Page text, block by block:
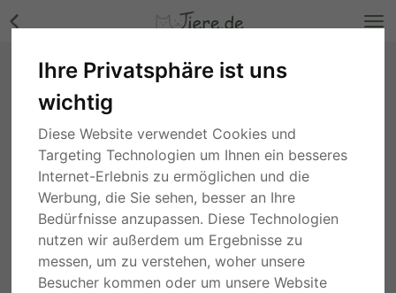
Ihre Privatsphäre ist uns
wichtig
Diese Website verwendet Cookies und
Targeting Technologien um Ihnen ein besseres
Internet-Erlebnis zu ermöglichen und die
Werbung, die Sie sehen, besser an Ihre
Bedürfnisse anzupassen. Diese Technologien
nutzen wir außerdem um Ergebnisse zu
messen, um zu verstehen, woher unsere
Besucher kommen oder um unsere Website
Saco, Schäferhund-Mix Welpen - Rüde Bilder
Somogy , vor 4 Jahren